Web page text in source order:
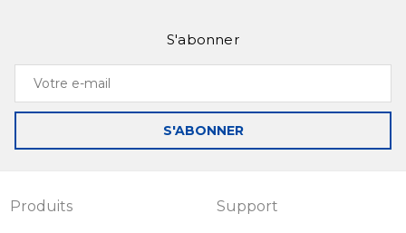
S'abonner
Votre
mail
S'ABONNER
Produits Support